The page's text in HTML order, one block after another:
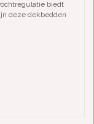
biedt
deze dekbedden